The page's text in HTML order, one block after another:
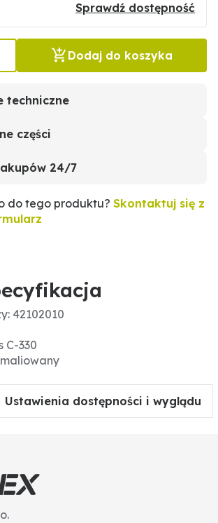
Sprawdź dostępność
Dodaj do koszyka
techniczne
części
24/7
do tego produktu? Skontaktuj się z
42102010
C-330
Ustawienia dostępności i wyglądu